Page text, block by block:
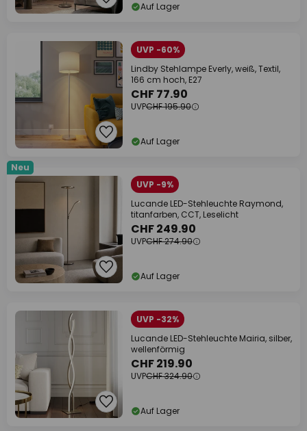
Auf Lager
UVP -60%
Lindby Stehlampe Everly, weiß, Textil,
166 cm hoch, E27
CHF 77.90
UVPCHF 195.90
Auf Lager
Neu
UVP -9%
Lucande LED-Stehleuchte Raymond,
titanfarben, CCT, Leselicht
CHF 249.90
UVPCHF 274.90
Auf Lager
UVP -32%
Lucande LED-Stehleuchte Mairia, silber,
wellenförmig
CHF 219.90
UVPCHF 324.90
Auf Lager